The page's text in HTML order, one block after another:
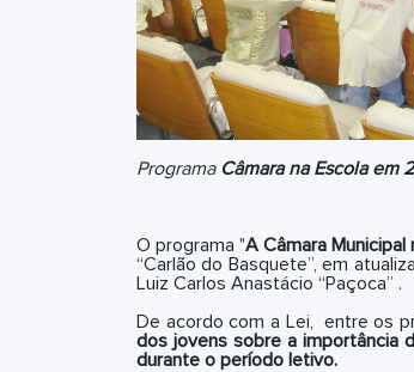
Programa Câmara na Escola em
O programa "A Câmara Municipal
“Carlão do Basquete”, em
Luiz Carlos Anastácio “Paçoca” .
De acordo com a Lei, entre os
dos jovens sobre a importância
durante o período letivo.